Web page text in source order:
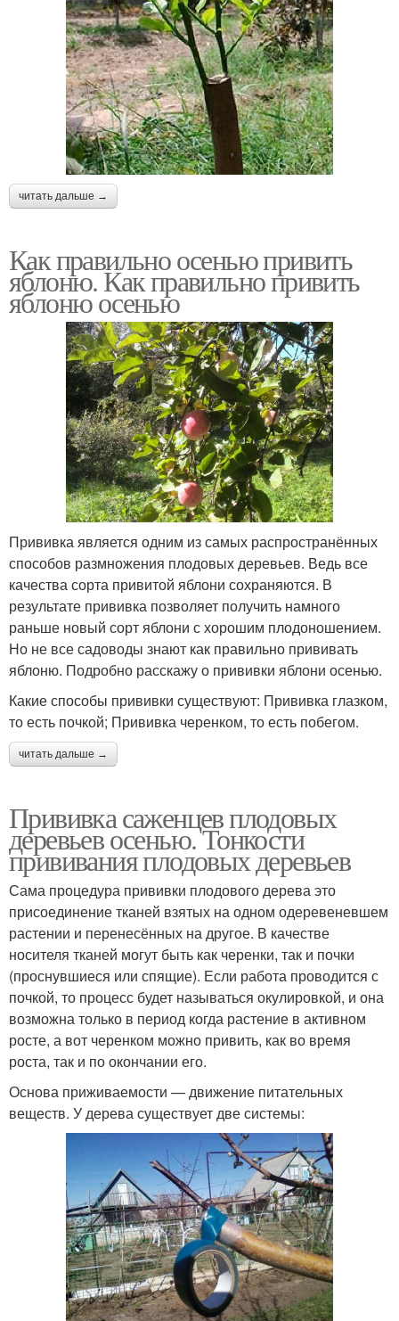
читать дальше →
Как правильно осенью привить
яблоню. Как правильно привить
яблоню осенью
Прививка является одним из самых распространённых
способов размножения плодовых деревьев. Ведь все
качества сорта привитой яблони сохраняются. В
результате прививка позволяет получить намного
раньше новый сорт яблони с хорошим плодоношением.
Но не все садоводы знают как правильно прививать
яблоню. Подробно расскажу о прививки яблони осенью.
Какие способы прививки существуют: Прививка глазком,
то есть почкой; Прививка черенком, то есть побегом.
читать дальше →
Прививка саженцев плодовых
деревьев осенью. Тонкости
прививания плодовых деревьев
Сама процедура прививки плодового дерева это
присоединение тканей взятых на одном одеревеневшем
растении и перенесённых на другое. В качестве
носителя тканей могут быть как черенки, так и почки
(проснувшиеся или спящие). Если работа проводится с
почкой, то процесс будет называться окулировкой, и она
возможна только в период когда растение в активном
росте, а вот черенком можно привить, как во время
роста, так и по окончании его.
Основа приживаемости — движение питательных
веществ. У дерева существует две системы: